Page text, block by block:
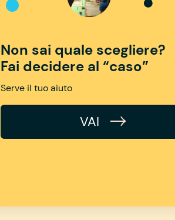
Non sai quale scegliere?
Fai decidere al “caso”
Serve il tuo aiuto
VAI